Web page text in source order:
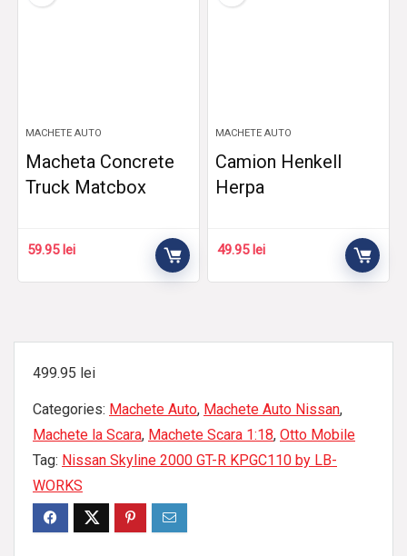
MACHETE AUTO
Macheta Concrete
Truck Matcbox
59.95 lei
MACHETE AUTO
Camion Henkell
Herpa
49.95 lei
499.95 lei
Categories: Machete Auto, Machete Auto Nissan,
Machete la Scara, Machete Scara 1:18, Otto Mobile
Tag: Nissan Skyline 2000 GT-R KPGC110 by LB-
WORKS